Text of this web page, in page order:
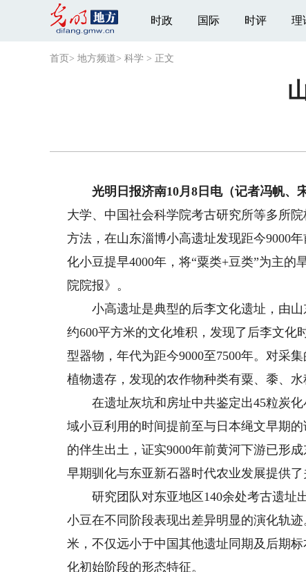
时政 国际 时评 理
首页 > 地方频道> 科学 > 正文
光明日报济南10月8日电（记者冯帆、宋
大学、中国社会科学院考古研究所等多所
方法，在山东淄博小高遗址发现距今9000
化小豆提早4000年，将“粟类+豆类”为主
院院报》。
小高遗址是典型的后李文化遗址，由山
约600平方米的文化堆积，发现了后李文
型器物，年代为距今9000至7500年。对采
植物遗存，发现的农作物种类有粟、黍、水
在遗址灰坑和房址中共鉴定出45粒炭化
域小豆利用的时间提前至与日本绳文早期
的伴生出土，证实9000年前黄河下游已形
早期驯化与东亚新石器时代农业发展提供了
研究团队对东亚地区140余处考古遗址
小豆在不同阶段表现出差异明显的演化轨
米，不仅远小于中国其他遗址同期及后期
化初始阶段的形态特征。